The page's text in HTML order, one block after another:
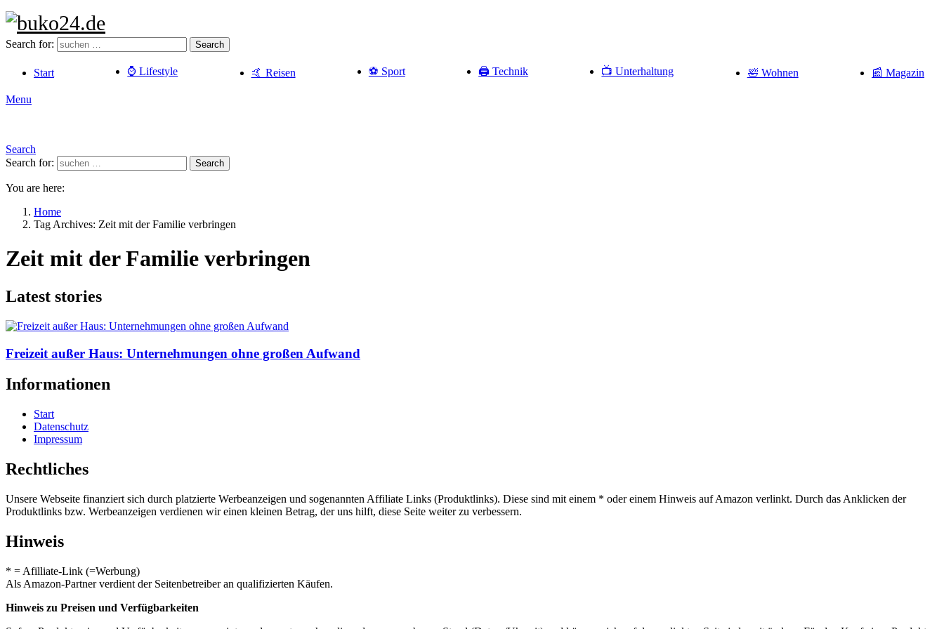
Search for: Search
Start ⌚️ Lifestyle 🤙 Reisen ⚽️ Sport 🖨️ Technik 📺 Unterhaltung 🛀 Wohnen 📰 Magazin
Menu
Search
Search for:
Search
You are here:
Home
Tag Archives: Zeit mit der Familie verbringen
Zeit mit der Familie verbringen
Latest stories
Freizeit außer Haus: Unternehmungen ohne großen Aufwand
Informationen
Start
Datenschutz
Impressum
Rechtliches
Unsere Webseite finanziert sich durch platzierte Werbeanzeigen und sogenannten Affiliate Links (Produktlinks). Diese sind mit einem * oder einem Hinweis auf Amazon verlinkt. Durch das Anklicken der
Produktlinks bzw. Werbeanzeigen verdienen wir einen kleinen Betrag, der uns hilft, diese Seite weiter zu verbessern.
Hinweis
* = Afilliate-Link (=Werbung)
Als Amazon-Partner verdient der Seitenbetreiber an qualifizierten Käufen.
Hinweis zu Preisen und Verfügbarkeiten